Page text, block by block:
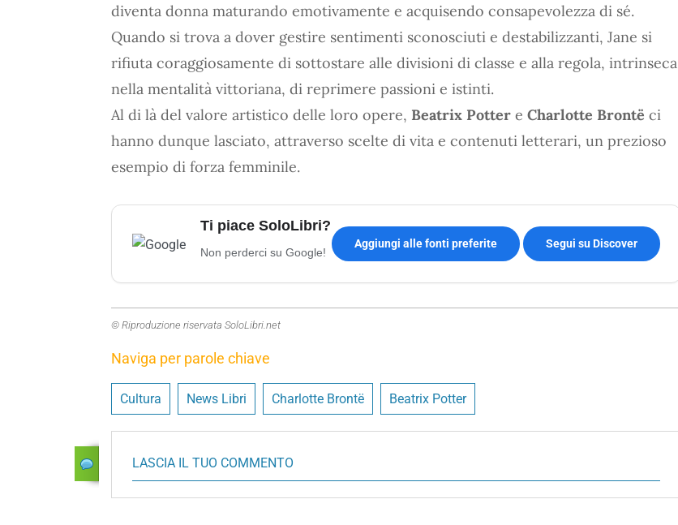
diventa donna maturando emotivamente e acquisendo consapevolezza di sé.
Quando si trova a dover gestire sentimenti sconosciuti e destabilizzanti, Jane si
rifiuta coraggiosamente di sottostare alle divisioni di classe e alla regola, intrinseca
nella mentalità vittoriana, di reprimere passioni e istinti.
Al di là del valore artistico delle loro opere, Beatrix Potter e Charlotte Brontë ci
hanno dunque lasciato, attraverso scelte di vita e contenuti letterari, un prezioso
esempio di forza femminile.
Ti piace SoloLibri?
Non perderci su Google!
Aggiungi alle fonti preferite Segui su Discover
© Riproduzione riservata SoloLibri.net
Naviga per parole chiave
Cultura News Libri Charlotte Brontë Beatrix Potter
LASCIA IL TUO COMMENTO